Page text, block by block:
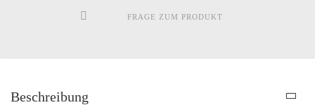
FRAGE ZUM PRODUKT
Beschreibung